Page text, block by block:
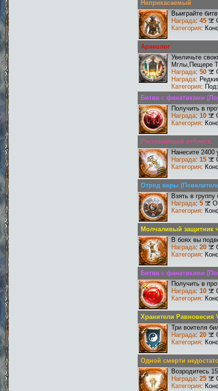
Неприкасаемый
Выиграйте
Награда: 45
Категория:
Археолог
Увеличьте
Мглы,Пещере
Награда: 50
Награда:
Категория:
Битва с фанатиками
Получить в
Награда: 10
Категория:
Рассекающий отблеск.
Нанесите 2400
Награда: 15
Категория:
Отряд веры
Взять в
Награда: 5
Категория:
Молчаливый защитник
В боях вы
Награда: 20
Категория:
Битва с фанатиками
Получить в
Награда: 10
Категория:
Хранители Равновесия
Три воителя
Награда: 20
Категория:
Одной смерти
Возродитесь
Награда: 25
Категория: